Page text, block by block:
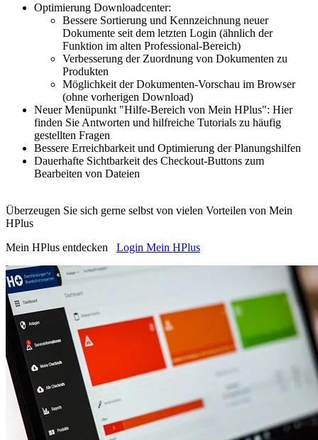
Optimierung Downloadcenter:
Bessere Sortierung und Kennzeichnung neuer
Dokumente seit dem letzten Login (ähnlich der
Funktion im alten Professional-Bereich)
Verbesserung der Zuordnung von Dokumenten zu
Produkten
Möglichkeit der Dokumenten-Vorschau im Browser
(ohne vorherigen Download)
Neuer Menüpunkt "Hilfe-Bereich von Mein HPlus": Hier
finden Sie Antworten und hilfreiche Tutorials zu häufig
gestellten Fragen
Bessere Erreichbarkeit und Optimierung der Planungshilfen
Dauerhafte Sichtbarkeit des Checkout-Buttons zum
Bearbeiten von Dateien
Überzeugen Sie sich gerne selbst von vielen Vorteilen von Mein
HPlus
Mein HPlus entdecken Login Mein HPlus